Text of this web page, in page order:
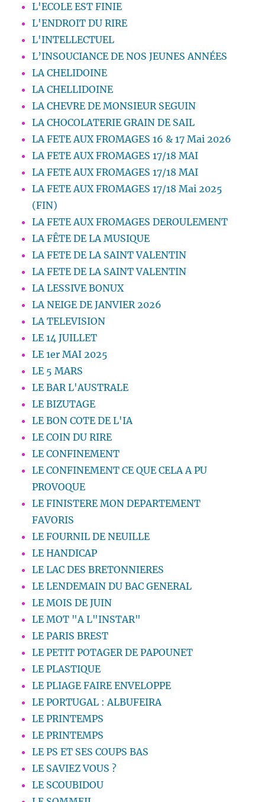
L'ECOLE EST FINIE
L'ENDROIT DU RIRE
L'INTELLECTUEL
L’INSOUCIANCE DE NOS JEUNES ANNÉES
LA CHELIDOINE
LA CHELLIDOINE
LA CHEVRE DE MONSIEUR SEGUIN
LA CHOCOLATERIE GRAIN DE SAIL
LA FETE AUX FROMAGES 16 & 17 Mai 2026
LA FETE AUX FROMAGES 17/18 MAI
LA FETE AUX FROMAGES 17/18 MAI
LA FETE AUX FROMAGES 17/18 Mai 2025
(FIN)
LA FETE AUX FROMAGES DEROULEMENT
LA FÊTE DE LA MUSIQUE
LA FETE DE LA SAINT VALENTIN
LA FETE DE LA SAINT VALENTIN
LA LESSIVE BONUX
LA NEIGE DE JANVIER 2026
LA TELEVISION
LE 14 JUILLET
LE 1er MAI 2025
LE 5 MARS
LE BAR L'AUSTRALE
LE BIZUTAGE
LE BON COTE DE L'IA
LE COIN DU RIRE
LE CONFINEMENT
LE CONFINEMENT CE QUE CELA A PU
PROVOQUE
LE FINISTERE MON DEPARTEMENT
FAVORIS
LE FOURNIL DE NEUILLE
LE HANDICAP
LE LAC DES BRETONNIERES
LE LENDEMAIN DU BAC GENERAL
LE MOIS DE JUIN
LE MOT "A L"INSTAR"
LE PARIS BREST
LE PETIT POTAGER DE PAPOUNET
LE PLASTIQUE
LE PLIAGE FAIRE ENVELOPPE
LE PORTUGAL : ALBUFEIRA
LE PRINTEMPS
LE PRINTEMPS
LE PS ET SES COUPS BAS
LE SAVIEZ VOUS ?
LE SCOUBIDOU